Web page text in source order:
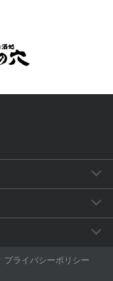
プライバシーポリシー